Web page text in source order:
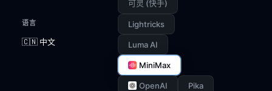
语言
🇨🇳 中文
可灵 (快手)
Lightricks
Luma AI
MiniMax
OpenAI Pika